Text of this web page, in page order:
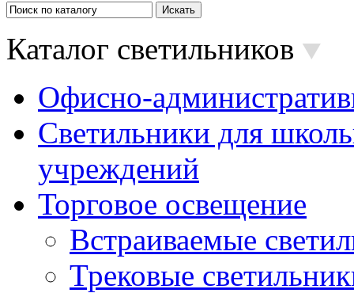
Каталог светильников
Офисно-
Светильники для
учреждений
Торговое освещение
Встраиваемые
Трековые